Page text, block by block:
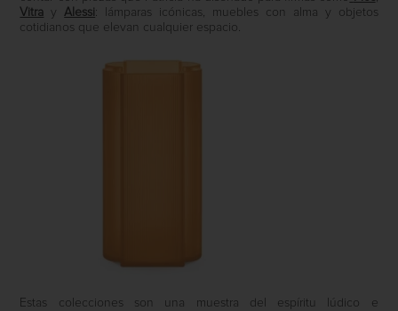
Vitra yAlessi : lámparas icónicas, muebles con alma y objetos
cotidianos que elevan cualquier espacio.
Estas colecciones son una muestra del espíritu lúdico e